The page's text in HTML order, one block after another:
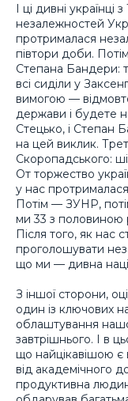
І ці дивні українці
незалежностей
протрималася
півтори доби.
Степана Бандери:
всі сиділи у
вимогою —
держави і будете
Стецько, і Степан
на цей виклик.
Скоропадського:
От торжество
у нас
Потім — ЗУНР,
ми 33 з половиною
Після того, як нас
проголошувати
що ми — дивна
З іншої сторони,
один із ключових
облаштування
завтрішнього. І в
що найцікавішою є
від академічного
продуктивна